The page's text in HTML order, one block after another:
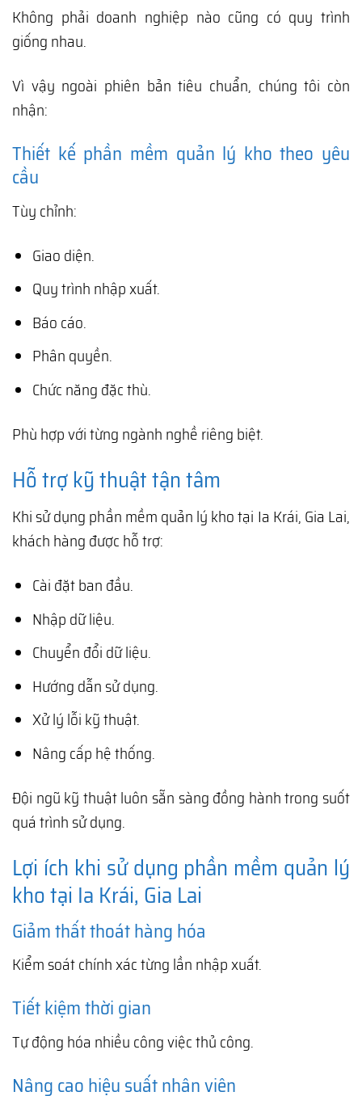
Không phải doanh nghiệp nào cũng có quy trình
giống nhau.
Vì vậy ngoài phiên bản tiêu chuẩn, chúng tôi còn
nhận:
Thiết kế phần mềm quản lý kho theo yêu
cầu
Tùy chỉnh:
Giao diện.
Quy trình nhập xuất.
Báo cáo.
Phân quyền.
Chức năng đặc thù.
Phù hợp với từng ngành nghề riêng biệt.
Hỗ trợ kỹ thuật tận tâm
Khi sử dụng phần mềm quản lý kho tại Ia Krái, Gia Lai,
khách hàng được hỗ trợ:
Cài đặt ban đầu.
Nhập dữ liệu.
Chuyển đổi dữ liệu.
Hướng dẫn sử dụng.
Xử lý lỗi kỹ thuật.
Nâng cấp hệ thống.
Đội ngũ kỹ thuật luôn sẵn sàng đồng hành trong suốt
quá trình sử dụng.
Lợi ích khi sử dụng phần mềm quản lý
kho tại Ia Krái, Gia Lai
Giảm thất thoát hàng hóa
Kiểm soát chính xác từng lần nhập xuất.
Tiết kiệm thời gian
Tự động hóa nhiều công việc thủ công.
Nâng cao hiệu suất nhân viên